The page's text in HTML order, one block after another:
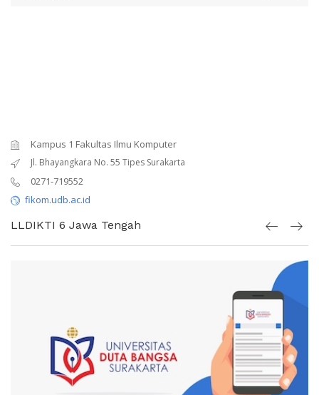
Kampus 2 Fakultas Ilmu Kesehatan
Jl. KH. Samanhudi 93 Sondakan, Laweyan, Surakarta
0271-712826
fikes.udb.ac.id
LLDIKTI 6 Jawa Tengah